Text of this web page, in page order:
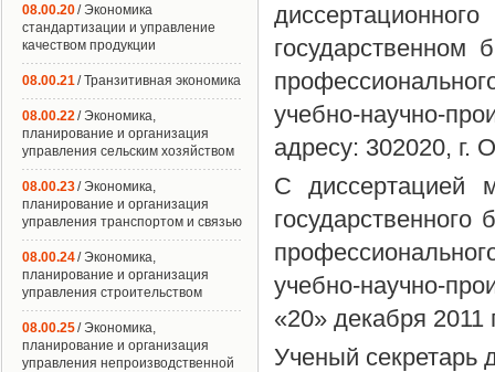
государственном
учебно-научно-
адресу: 302020, г.
С диссертацией
учебно-научно-
«20» декабря 2011
Ученый секретарь
08.00.20/ Экономика
стандартизации и управление
качеством продукции
08.00.21/ Транзитивная экономика
08.00.22/ Экономика,
планирование и организация
управления сельским хозяйством
08.00.23/ Экономика,
планирование и организация
управления транспортом и связью
08.00.24/ Экономика,
планирование и организация
управления строительством
08.00.25/ Экономика,
планирование и организация
управления непроизводственной